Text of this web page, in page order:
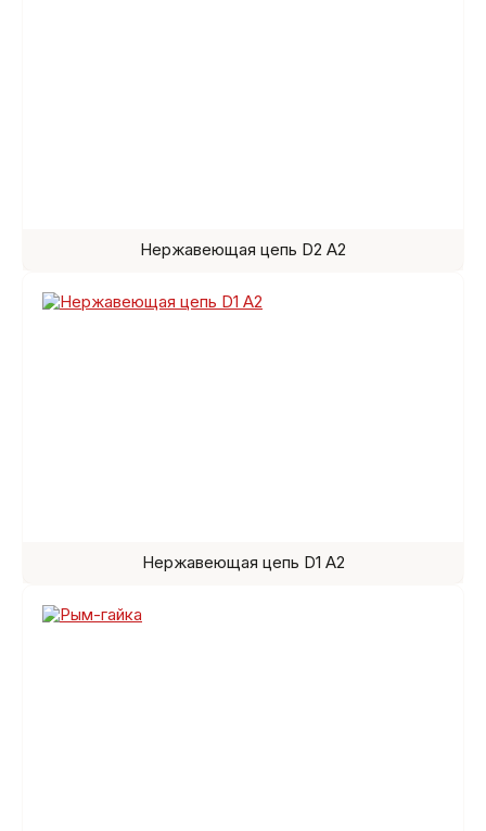
Нержавеющая цепь D2 A2
Нержавеющая цепь D1 A2